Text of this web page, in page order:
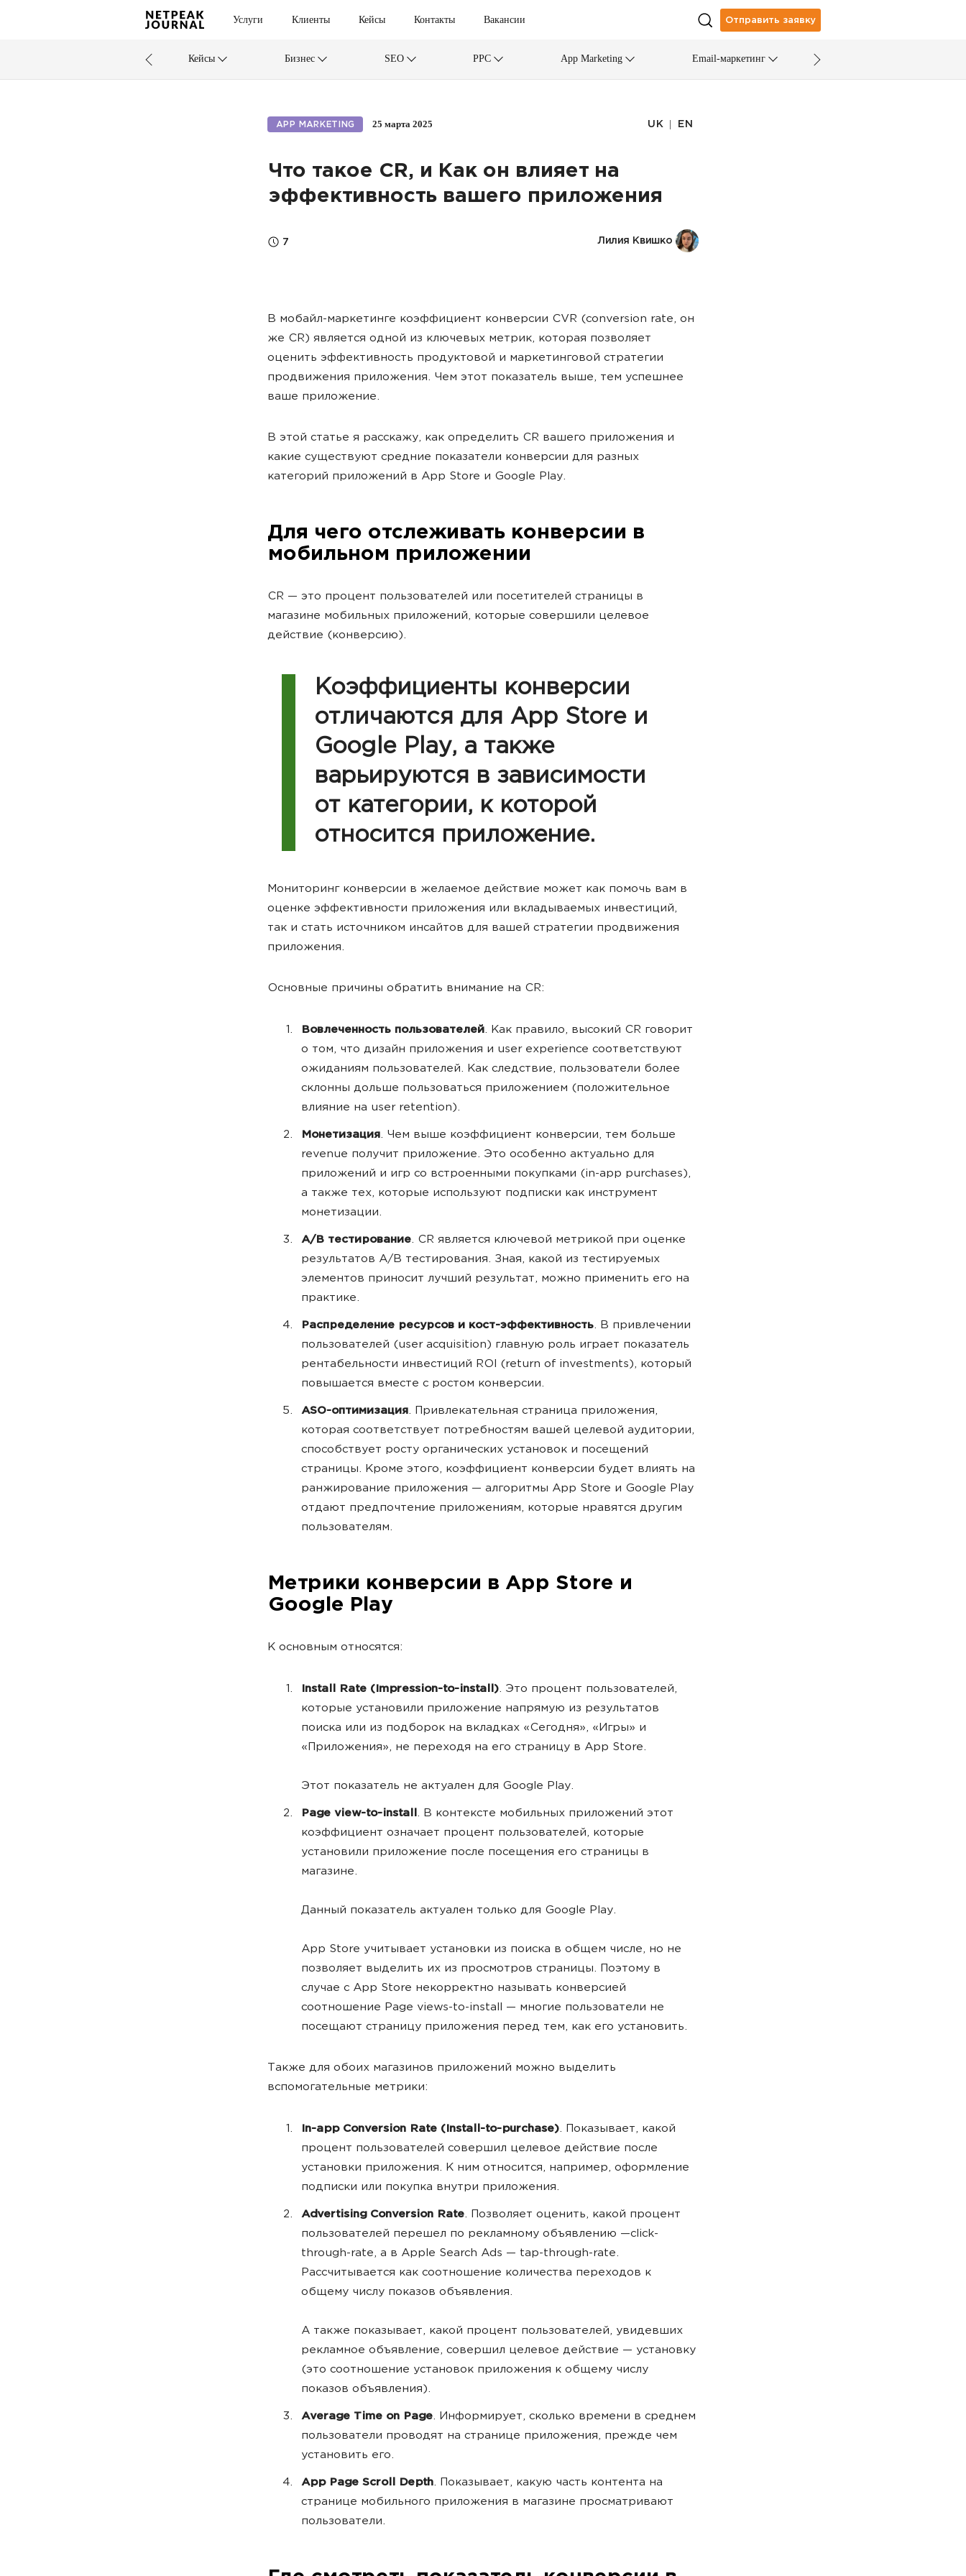
Услуги Клиенты Кейсы Контакты Вакансии Отправить заявку
Кейсы Бизнес SEO PPC App Marketing Email-маркетинг
APP MARKETING 25 марта 2025 UK | EN
Что такое CR, и Как он влияет на
эффективность вашего приложения
7 Лилия Квишко
В мобайл-маркетинге коэффициент конверсии CVR (conversion rate, он
же CR) является одной из ключевых метрик, которая позволяет
оценить эффективность продуктовой и маркетинговой стратегии
продвижения приложения. Чем этот показатель выше, тем успешнее
ваше приложение.
В этой статье я расскажу, как определить CR вашего приложения и
какие существуют средние показатели конверсии для разных
категорий приложений в App Store и Google Play.
Для чего отслеживать конверсии в
мобильном приложении
CR — это процент пользователей или посетителей страницы в
магазине мобильных приложений, которые совершили целевое
действие (конверсию).
Коэффициенты конверсии
отличаются для App Store и
Google Play, а также
варьируются в зависимости
от категории, к которой
относится приложение.
Мониторинг конверсии в желаемое действие может как помочь вам в
оценке эффективности приложения или вкладываемых инвестиций,
так и стать источником инсайтов для вашей стратегии продвижения
приложения.
Основные причины обратить внимание на CR:
Вовлеченность пользователей. Как правило, высокий CR говорит
о том, что дизайн приложения и user experience соответствуют
ожиданиям пользователей. Как следствие, пользователи более
склонны дольше пользоваться приложением (положительное
влияние на user retention).
Монетизация. Чем выше коэффициент конверсии, тем больше
revenue получит приложение. Это особенно актуально для
приложений и игр со встроенными покупками (in-app purchases),
а также тех, которые используют подписки как инструмент
монетизации.
А/B тестирование. СR является ключевой метрикой при оценке
результатов А/В тестирования. Зная, какой из тестируемых
элементов приносит лучший результат, можно применить его на
практике.
Распределение ресурсов и кост-эффективность. В привлечении
пользователей (user acquisition) главную роль играет показатель
рентабельности инвестиций ROI (return of investments), который
повышается вместе с ростом конверсии.
ASO-оптимизация. Привлекательная страница приложения,
которая соответствует потребностям вашей целевой аудитории,
способствует росту органических установок и посещений
страницы. Кроме этого, коэффициент конверсии будет влиять на
ранжирование приложения — алгоритмы App Store и Google Play
отдают предпочтение приложениям, которые нравятся другим
пользователям.
Метрики конверсии в App Store и
Google Play
К основным относятся:
Install Rate (Impression-to-install). Это процент пользователей,
которые установили приложение напрямую из результатов
поиска или из подборок на вкладках «Сегодня», «Игры» и
«Приложения», не переходя на его страницу в App Store.
Этот показатель не актуален для Google Play.
Page view-to-install . В контексте мобильных приложений этот
коэффициент означает процент пользователей, которые
установили приложение после посещения его страницы в
магазине.
Данный показатель актуален только для Google Play.
App Store учитывает установки из поиска в общем числе, но не
позволяет выделить их из просмотров страницы. Поэтому в
случае с App Store некорректно называть конверсией
соотношение Page views-to-install — многие пользователи не
посещают страницу приложения перед тем, как его установить.
Также для обоих магазинов приложений можно выделить
вспомогательные метрики:
In-app Conversion Rate (Install-to-purchase). Показывает, какой
процент пользователей совершил целевое действие после
установки приложения. К ним относится, например, оформление
подписки или покупка внутри приложения.
Advertising Conversion Rate. Позволяет оценить, какой процент
пользователей перешел по рекламному объявлению —click-
through-rate, а в Apple Search Ads — tap-through-rate.
Рассчитывается как соотношение количества переходов к
общему числу показов объявления.
А также показывает, какой процент пользователей, увидевших
рекламное объявление, совершил целевое действие — установку
(это соотношение установок приложения к общему числу
показов объявления).
Average Time on Page. Информирует, сколько времени в среднем
пользователи проводят на странице приложения, прежде чем
установить его.
App Page Scroll Depth. Показывает, какую часть контента на
странице мобильного приложения в магазине просматривают
пользователи.